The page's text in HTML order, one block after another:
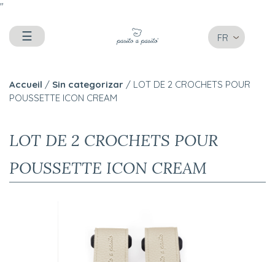
"
☰ FR
Accueil / Sin categorizar / LOT DE 2 CROCHETS POUR
POUSSETTE ICON CREAM
LOT DE 2 CROCHETS POUR
POUSSETTE ICON CREAM